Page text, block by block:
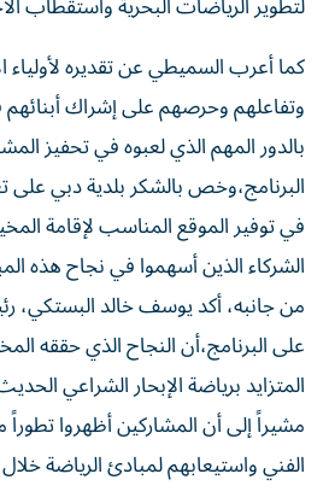
كما أعرب السميطي عن تقديره لأولياء
وتفاعلهم وحرصهم على إشراك
بالدور المهم الذي لعبوه في تحفيز
البرنامج،وخص بالشكر بلدية دبي على
في توفير الموقع المناسب لإقامة
الشركاء الذين أسهموا في نجاح هذه
من جانبه، أكد يوسف خالد البستكي،
على البرنامج،أن النجاح الذي حققه
المتزايد برياضة الإبحار الشراعي
مشيراً إلى أن المشاركين أظهروا
الفني واستيعابهم لمبادئ الرياضة